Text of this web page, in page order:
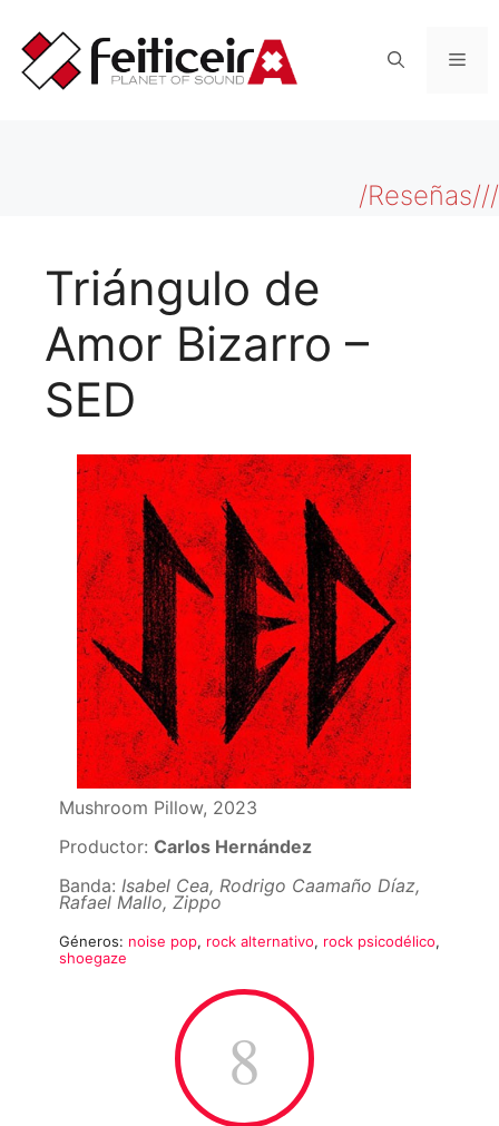
contenido
/Reseñas///
Triángulo de
Amor Bizarro –
SED
Mushroom Pillow, 2023
Productor: Carlos Hernández
Banda: Isabel Cea, Rodrigo Caamaño Díaz,
Rafael Mallo, Zippo
Géneros: noise pop, rock alternativo, rock psicodélico,
shoegaze
8